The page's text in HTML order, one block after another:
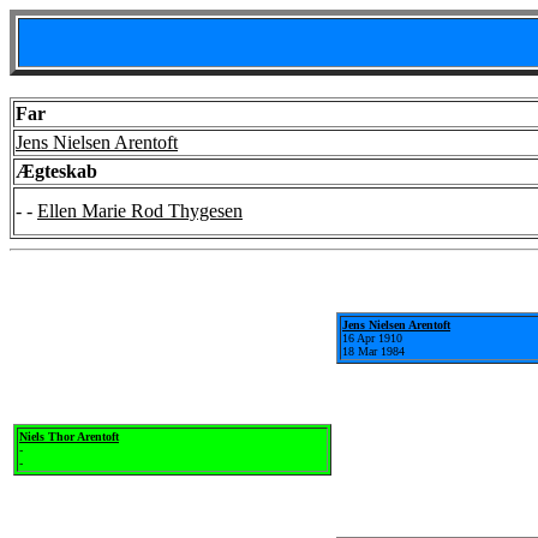
Far
Jens Nielsen Arentoft
Ægteskab
- - Ellen Marie Rod Thygesen
Niels Thor Arentoft
-
-
Jens Nielsen Arentoft
16 Apr 1910
18 Mar 1984